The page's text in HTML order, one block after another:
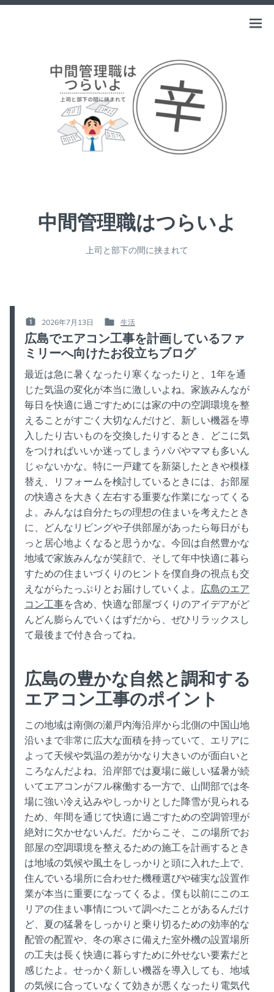
Skip
Open
中間管理職はつらいよ
上司と部下の間に挟まれて
POSTED
ON
2026年7月13日
POSTED
IN
:
生活
広島でエアコン工事を計画しているファ
ミリーへ向けたお役立ちブログ
最近は急に暑くなったり寒くなったりと、1年を通
じた気温の変化が本当に激しいよね。家族みんなが
毎日を快適に過ごすためには家の中の空調環境を整
えることがすごく大切なんだけど、新しい機器を導
入したり古いものを交換したりするとき、どこに気
をつければいいか迷ってしまうパパやママも多いん
じゃないかな。特に一戸建てを新築したときや模様
替え、リフォームを検討しているときには、お部屋
の快適さを大きく左右する重要な作業になってくる
よ。みんなは自分たちの理想の住まいを考えたとき
に、どんなリビングや子供部屋があったら毎日がも
っと居心地よくなると思うかな。今回は自然豊かな
地域で家族みんなが笑顔で、そして年中快適に暮ら
すための住まいづくりのヒントを僕自身の視点も交
えながらたっぷりとお届けしていくよ。 広島のエア
コン工事を含め、快適な部屋づくりのアイデアがど
んどん膨らんでいくはずだから、ぜひリラックスし
て最後まで付き合ってね。
広島の豊かな自然と調和する
エアコン工事のポイント
この地域は南側の瀬戸内海沿岸から北側の中国山地
沿いまで非常に広大な面積を持っていて、エリアに
よって天候や気温の差がかなり大きいのが面白いと
ころなんだよね。沿岸部では夏場に厳しい猛暑が続
いてエアコンがフル稼働する一方で、山間部では冬
場に強い冷え込みやしっかりとした降雪が見られる
ため、年間を通じて快適に過ごすための空調管理が
絶対に欠かせないんだ。だからこそ、この場所でお
部屋の空調環境を整えるための施工を計画するとき
は地域の気候や風土をしっかりと頭に入れた上で、
住んでいる場所に合わせた機種選びや確実な設置作
業が本当に重要になってくるよ。僕も以前にこのエ
リアの住まい事情について調べたことがあるんだけ
ど、夏の猛暑をしっかりと乗り切るための効率的な
配管の配置や、冬の寒さに備えた室外機の設置場所
の工夫は長く快適に暮らすために外せない要素だと
感じたよ。せっかく新しい機器を導入しても、地域
の気候に合っていなくて効きが悪くなったり電気代